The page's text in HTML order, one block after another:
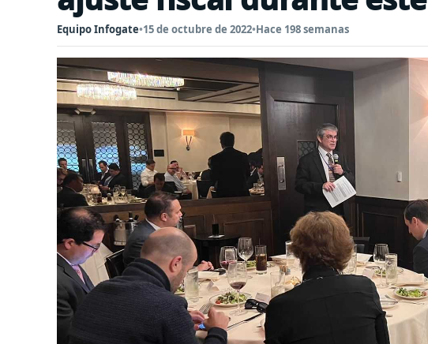
Equipo Infogate•15 de octubre de 2022•Hace 198 semanas